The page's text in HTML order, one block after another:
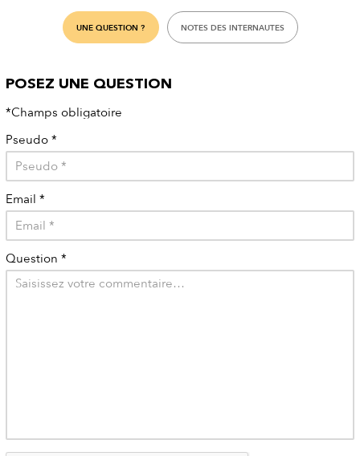
UNE QUESTION ? NOTES DES INTERNAUTES
POSEZ UNE QUESTION
*Champs obligatoire
Pseudo *
Email *
Question *